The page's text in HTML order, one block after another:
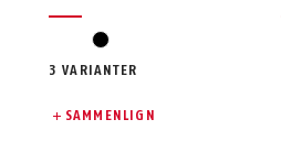
sort
3 VARIANTER
SAMMENLIGN